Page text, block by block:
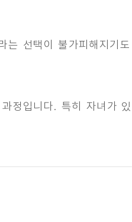
는 선택이 불가피해지기도
정입니다. 특히 자녀가 있